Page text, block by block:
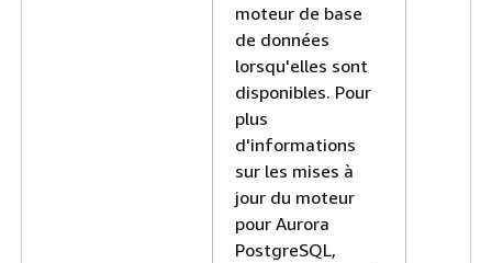
moteur de base
de données
lorsqu'elles sont
disponibles. Pour
plus
d'informations
sur les mises à
jour du moteur
pour Aurora
PostgreSQL,